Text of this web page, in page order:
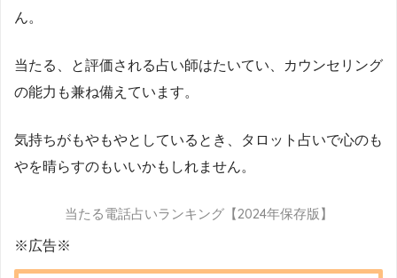
ん。
当たる、と評価される占い師はたいてい、カウンセリング
の能力も兼ね備えています。
気持ちがもやもやとしているとき、タロット占いで心のも
やを晴らすのもいいかもしれません。
当たる電話占いランキング【2024年保存版】
※広告※